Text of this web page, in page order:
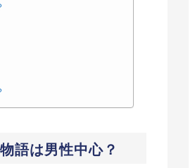
語は男性中心？